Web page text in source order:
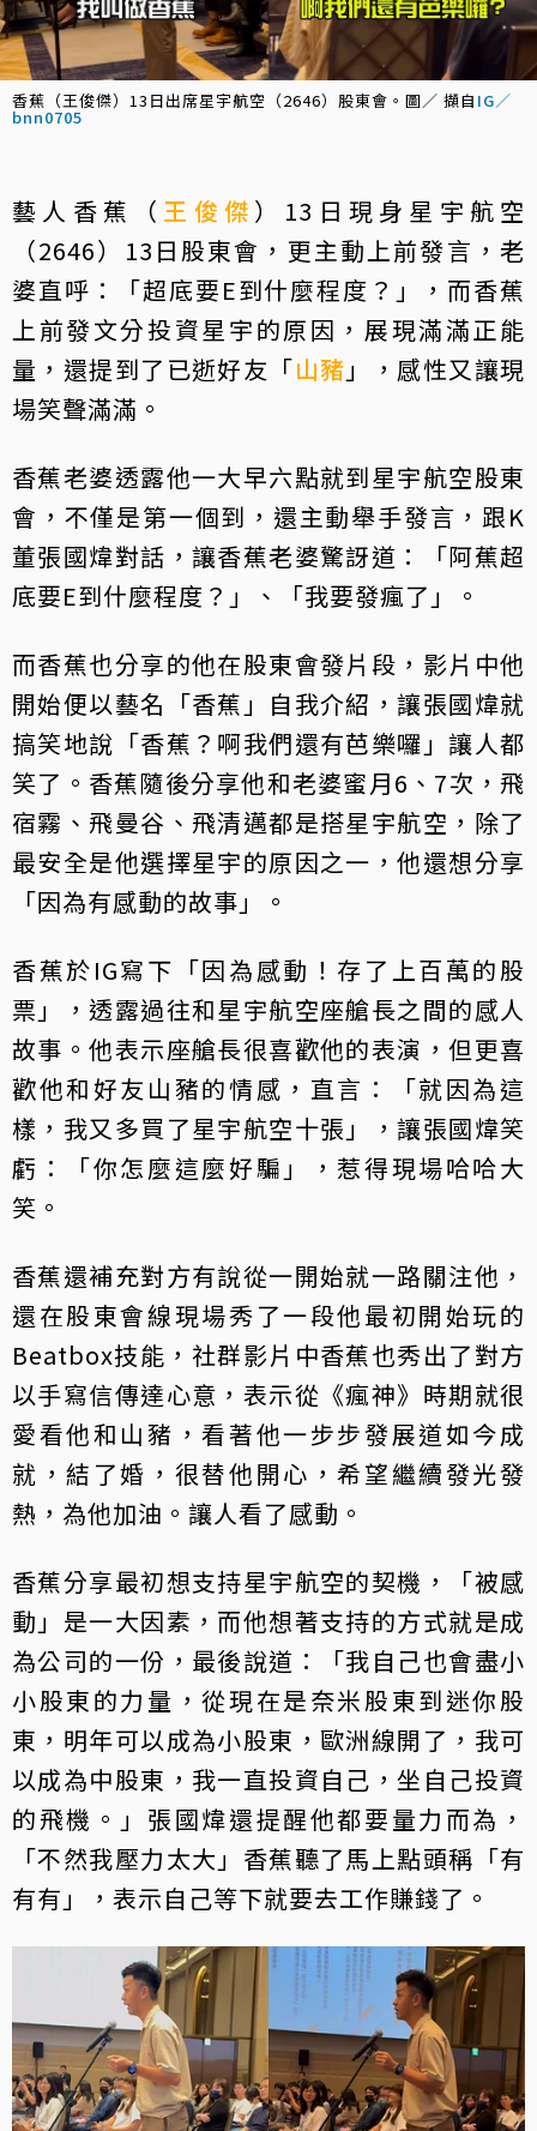
香蕉（王俊傑）13日出席星宇航空（2646）股東會。圖／ 擷自 IG／
bnn0705
藝人香蕉（ 王俊傑 ）13日現身星宇航空
（2646）13日股東會，更主動上前發言，老
婆直呼：「超底要E到什麼程度？」，而香蕉
上前發文分投資星宇的原因，展現滿滿正能
量，還提到了已逝好友「山豬 」，感性又讓現
場笑聲滿滿。
香蕉老婆透露他一大早六點就到星宇航空股東
會，不僅是第一個到，還主動舉手發言，跟K
董張國煒對話，讓香蕉老婆驚訝道：「阿蕉超
底要E到什麼程度？」、「我要發瘋了」。
而香蕉也分享的他在股東會發片段，影片中他
開始便以藝名「香蕉」自我介紹，讓張國煒就
搞笑地說「香蕉？啊我們還有芭樂囉」讓人都
笑了。香蕉隨後分享他和老婆蜜月6、7次，飛
宿霧、飛曼谷、飛清邁都是搭星宇航空，除了
最安全是他選擇星宇的原因之一，他還想分享
「因為有感動的故事」。
香蕉於IG寫下「因為感動！存了上百萬的股
票」，透露過往和星宇航空座艙長之間的感人
故事。他表示座艙長很喜歡他的表演，但更喜
歡他和好友山豬的情感，直言：「就因為這
樣，我又多買了星宇航空十張」，讓張國煒笑
虧：「你怎麼這麼好騙」，惹得現場哈哈大
笑。
香蕉還補充對方有說從一開始就一路關注他，
還在股東會線現場秀了一段他最初開始玩的
Beatbox技能，社群影片中香蕉也秀出了對方
以手寫信傳達心意，表示從《瘋神》時期就很
愛看他和山豬，看著他一步步發展道如今成
就，結了婚，很替他開心，希望繼續發光發
熱，為他加油。讓人看了感動。
香蕉分享最初想支持星宇航空的契機，「被感
動」是一大因素，而他想著支持的方式就是成
為公司的一份，最後說道：「我自己也會盡小
小股東的力量，從現在是奈米股東到迷你股
東，明年可以成為小股東，歐洲線開了，我可
以成為中股東，我一直投資自己，坐自己投資
的飛機。」張國煒還提醒他都要量力而為，
「不然我壓力太大」香蕉聽了馬上點頭稱「有
有有」，表示自己等下就要去工作賺錢了。